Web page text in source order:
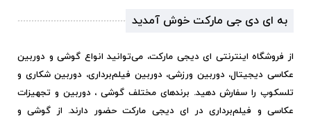
به ای دی جی مارکت خوش آمدید
از فروشگاه اینترنتی ای دیجی مارکت، می‌توانید انواع گوشی و دوربین
عکاسی دیجیتال، دوربین ورزشی، دوربین فیلم‌برداری، دوربین شکاری و
تلسکوپ را سفارش دهید. برندهای مختلف گوشی ، دوربین و تجهیزات
عکاسی و فیلم‌برداری در ای دیجی مارکت حضور دارند. از گوشی و